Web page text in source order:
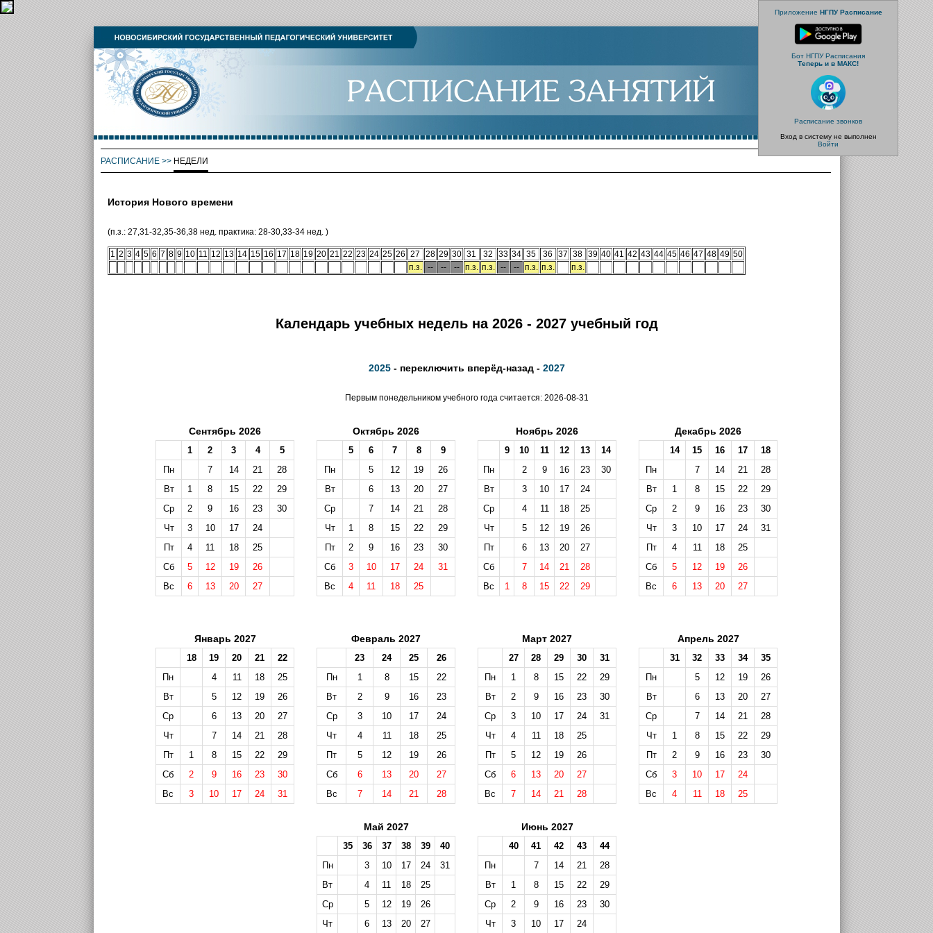
Приложение НГПУ Расписание
Бот НГПУ Расписания
Теперь и в МАКС!
Расписание звонков
Вход в систему не выполнен
Войти
РАСПИСАНИЕ>> НЕДЕЛИ
История Нового времени
(п.з.: 27,31-32,35-36,38 нед. практика: 28-30,33-34 нед. )
1 2 3 4 5 6 7 8 9 10 11 12 13 14 15 16 17 18 19 20 21 22 23 24 25 26 27 28 29 30 31 32 33 34 35 36 37 38 39 40 41 42 43 44 45 46 47 48 49 50
п.з.
-- -- -- п.з. п.з. -- -- п.з. п.з. п.з.
Календарь учебных недель на 2026 - 2027 учебный год
2025- переключить вперёд-назад - 2027
Первым понедельником учебного года считается: 2026-08-31
Сентябрь 2026
1 2 3 4
5
Пн
7 14 21
28
Вт
1 8 15 22
29
Ср
2 9 16 23
30
Чт
3 10 17
24
Пт
4 11 18
25
Сб
5 12 19
26
Вс
6 13 20 27
Октябрь 2026
5 6 7 8
9
Пн
5 12 19
26
Вт
6 13 20
27
Ср
7 14 21
28
Чт
1 8 15 22
29
Пт
2 9 16 23
30
Сб
3 10 17 24
31
Вс
4 11 18 25
Ноябрь 2026
9 10 11 12 13
14
Пн
2 9 16 23
30
Вт
3 10 17
24
Ср
4 11 18
25
Чт
5 12 19
26
Пт
6 13 20
27
Сб
7 14 21
28
Вс
1 8 15 22 29
Декабрь 2026
14 15 16 17
18
Пн
7 14 21
28
Вт
1 8 15 22
29
Ср
2 9 16 23
30
Чт
3 10 17 24
31
Пт
4 11 18
25
Сб
5 12 19
26
Вс
6 13 20 27
Январь 2027
18 19 20 21
22
Пн
4 11 18
25
Вт
5 12 19
26
Ср
6 13 20
27
Чт
7 14 21
28
Пт
1 8 15 22
29
Сб
2 9 16 23
30
Вс
3 10 17 24 31
Февраль 2027
23 24 25
26
Пн
1 8 15
22
Вт
2 9 16
23
Ср
3 10 17
24
Чт
4 11 18
25
Пт
5 12 19
26
Сб
6 13 20
27
Вс
7 14 21 28
Март 2027
27 28 29 30
31
Пн
1 8 15 22
29
Вт
2 9 16 23
30
Ср
3 10 17 24
31
Чт
4 11 18
25
Пт
5 12 19
26
Сб
6 13 20
27
Вс
7 14 21 28
Апрель 2027
31 32 33 34
35
Пн
5 12 19
26
Вт
6 13 20
27
Ср
7 14 21
28
Чт
1 8 15 22
29
Пт
2 9 16 23
30
Сб
3 10 17
24
Вс
4 11 18 25
Май 2027
35 36 37 38 39
40
Пн
3 10 17 24
31
Вт
4 11 18
25
Ср
5 12 19
26
Чт
6 13 20 27
Июнь 2027
40 41 42 43
44
Пн
7 14 21
28
Вт
1 8 15 22
29
Ср
2 9 16 23
30
Чт
3 10 17 24